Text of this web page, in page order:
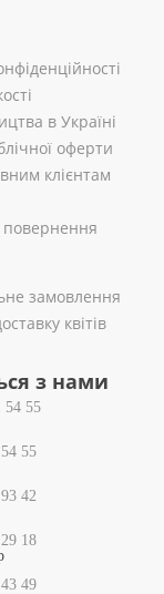
в Україні
оферти
клієнтам
повернення
замовлення
квітів
з нами
54 55
55
42
18
49